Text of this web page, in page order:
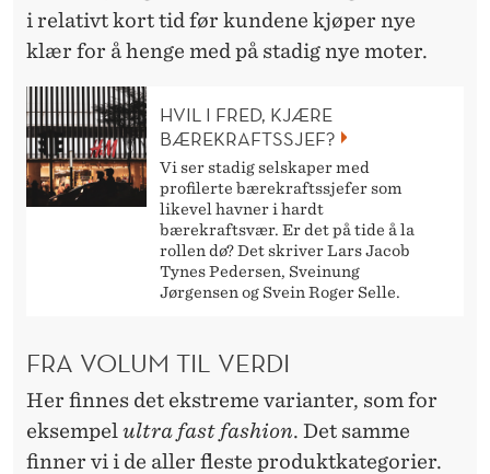
i relativt kort tid før kundene kjøper nye
klær for å henge med på stadig nye moter.
HVIL I FRED, KJÆRE
BÆREKRAFTSSJEF?
Vi ser stadig selskaper med
profilerte bærekraftssjefer som
likevel havner i hardt
bærekraftsvær. Er det på tide å la
rollen dø? Det skriver Lars Jacob
Tynes Pedersen, Sveinung
Jørgensen og Svein Roger Selle.
FRA VOLUM TIL VERDI
Her finnes det ekstreme varianter, som for
eksempel ultra fast fashion. Det samme
finner vi i de aller fleste produktkategorier.